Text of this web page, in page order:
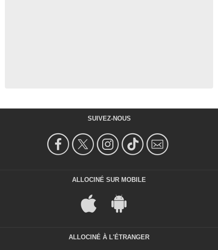
SUIVEZ-NOUS
ALLOCINÉ SUR MOBILE
ALLOCINÉ À L'ÉTRANGER